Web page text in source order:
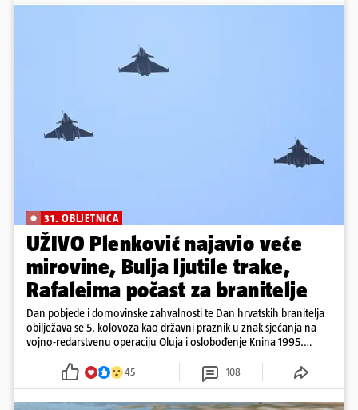
31. OBLJETNICA
UŽIVO Plenković najavio veće
mirovine, Bulja ljutile trake,
Rafaleima počast za branitelje
Dan pobjede i domovinske zahvalnosti te Dan hrvatskih branitelja
obilježava se 5. kolovoza kao državni praznik u znak sjećanja na
vojno-redarstvenu operaciju Oluja i oslobođenje Knina 1995.
45 108